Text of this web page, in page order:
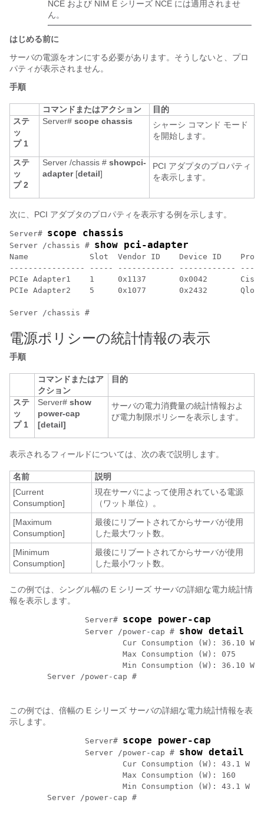
NCE および NIM E シリーズ NCE には適用されませ
ん。
はじめる前に
サーバの電源をオンにする必要があります。そうしないと、プロ
パティが表示されません。
手順
コマンドまたはアクション
目的
ステ
ッ
プ 1
Server# scope chassis
シャーシ コマンド モード
を開始します。
ステ
ッ
プ 2
Server /chassis # showpci-
adapter[detail]
PCI アダプタのプロパティ
を表示します。
次に、PCI アダプタのプロパティを表示する例を示します。
Server# scope chassis
Server /chassis # show pci-adapter
Name             Slot  Vendor ID    Device
---------------- ----- ------------ ------------
PCIe Adapter1    1     0x1137       0x0042
PCIe Adapter2    5     0x1077       0x2432       Qlogic
電源ポリシーの統計情報の表示
手順
コマンドまたはア
クション
目的
ステ
ッ
プ 1
Server# show
power-cap
[detail]
サーバの電力消費量の統計情報およ
び電力制限ポリシーを表示します。
表示されるフィールドについては、次の表で説明します。
名前
説明
[Current
Consumption]
現在サーバによって使用されている電源
（ワット単位）。
[Maximum
Consumption]
最後にリブートされてからサーバが使用
した最大ワット数。
[Minimum
Consumption]
最後にリブートされてからサーバが使用
した最小ワット数。
この例では、シングル幅の E シリーズ サーバの詳細な電力統計情
報を表示します。
		Server#
scope power-cap
		Server /power-cap #
show detail
この例では、倍幅の E シリーズ サーバの詳細な電力統計情報を表
示します。
		Server#
scope power-cap
		Server /power-cap #
show detail